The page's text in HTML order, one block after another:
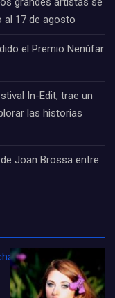
al 17 de agosto
el Premio Nenúfar
In-Edit, trae un
las historias
Joan Brossa entre